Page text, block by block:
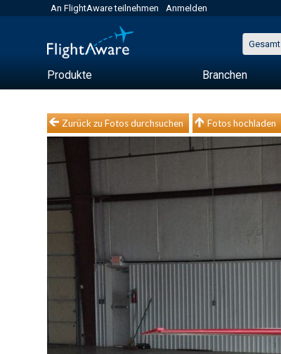
An FlightAware teilnehmen Anmelden
Gesamt
Produkte Branchen
Zurück zu Fotos durchsuchen Fotos hochladen